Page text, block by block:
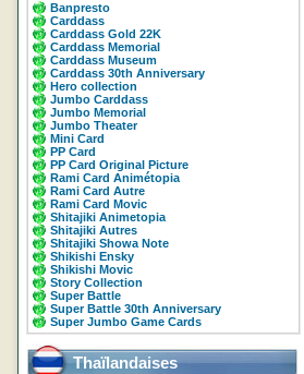
Banpresto
Carddass
Carddass Gold 22K
Carddass Memorial
Carddass Museum
Carddass 30th Anniversary
Hero collection
Jumbo Carddass
Jumbo Memorial
Jumbo Theater
Mini Card
PP Card
PP Card Original Picture
Rami Card Animétopia
Rami Card Autre
Rami Card Movic
Shitajiki Animetopia
Shitajiki Autres
Shitajiki Showa Note
Shikishi Ensky
Shikishi Movic
Story Collection
Super Battle
Super Battle 30th Anniversary
Super Jumbo Game Cards
Thaïlandaises